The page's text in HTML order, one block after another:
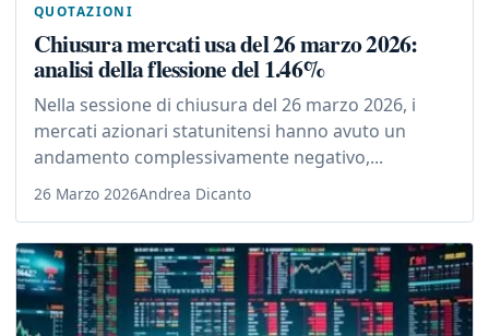
QUOTAZIONI
Chiusura mercati usa del 26 marzo 2026:
analisi della flessione del 1.46%
Nella sessione di chiusura del 26 marzo 2026, i
mercati azionari statunitensi hanno avuto un
andamento complessivamente negativo,...
26 Marzo 2026Andrea Dicanto